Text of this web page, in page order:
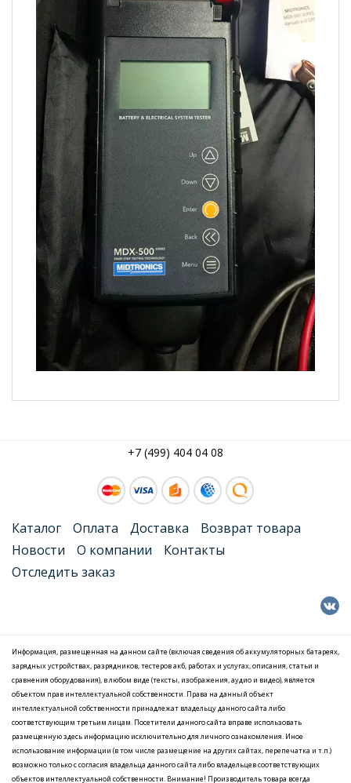
+7 (499) 404 04 08
Каталог Оплата Доставка
Возврат товара
Новости
О компании
Контакты
Отследить заказ
Информация, размещенная на данном сайте (включая сведения об аккумуляторных батареях,
зарядных устройствах, разрядников, тестеров акб, работах и услугах, описания, статьи и
сравнения оборудования), в любом виде (тексты, изображения, аудио и видео), является
объектом прав интеллектуальной собственности. Права на данный объект
интеллектуальной собственности принадлежат владельцу данного сайта либо
соответствующим третьим лицам. Посетители данного сайта вправе использовать
размещенную здесь информацию исключительно для личного ознакомления. Иное
использование информации (в том числе размещение на других сайтах, перепечатка и т.п.)
возможно только с согласия владельца данного сайта либо владельцев соответствующих
объектов интеллектуальной собственности. Внимание! Производитель товара всегда